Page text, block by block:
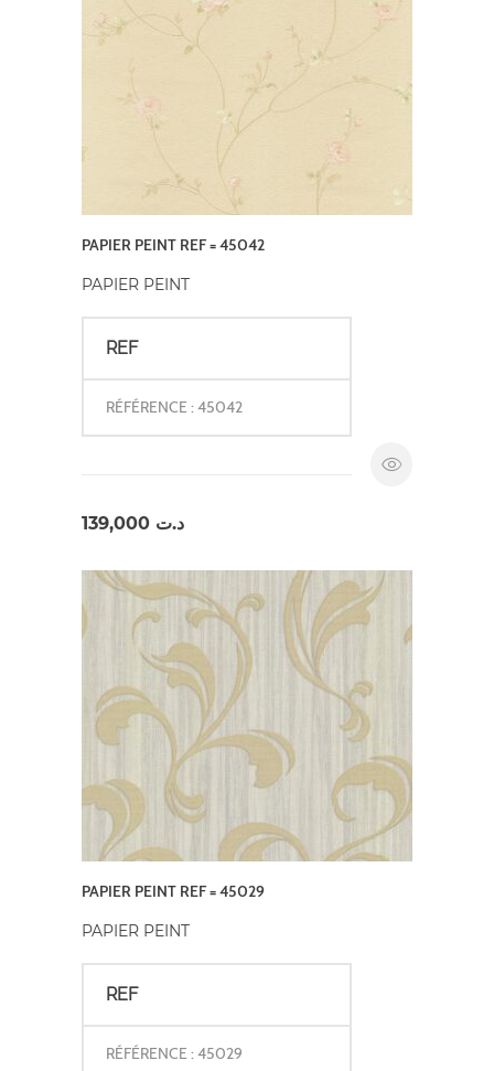
PAPIER PEINT REF = 45042
PAPIER PEINT
REF
RÉFÉRENCE : 45042
د.ت
PAPIER PEINT REF = 45029
PAPIER PEINT
REF
RÉFÉRENCE : 45029